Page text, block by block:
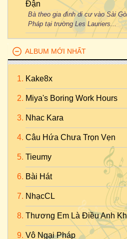
Đận
Bà theo gia đình di cư vào Sài
Pháp tại trường Les Lauriers...
ALBUM MỚI NHẤT
Kake8x
Miya's Boring Work Hours
Nhac Kara
Câu Hứa Chưa Trọn Vẹn
Tieumy
Bài Hát
NhạcCL
Thương Em Là Điều Anh
Vô Ngại Pháp